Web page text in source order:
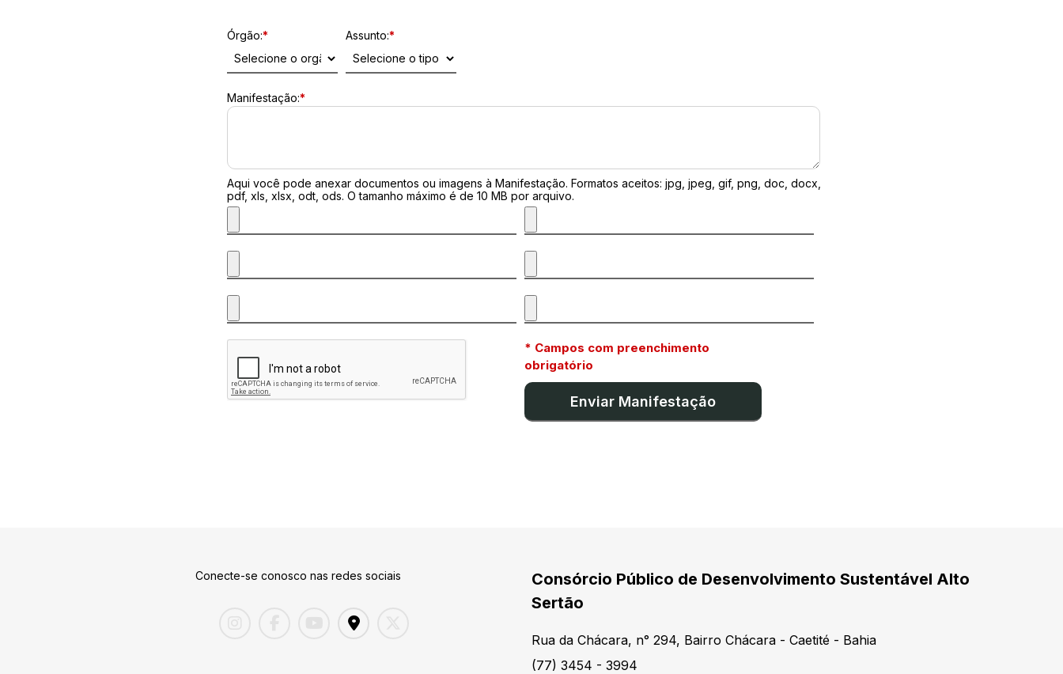
Órgão:* Assunto:*
Manifestação:*
Aqui você pode anexar documentos ou imagens à Manifestação. Formatos aceitos: jpg, jpeg, gif, png, doc, docx,
pdf, xls, xlsx, odt, ods. O tamanho máximo é de 10 MB por arquivo.
* Campos com preenchimento
obrigatório
Conecte-se conosco nas redes sociais
Consórcio Público de Desenvolvimento Sustentável Alto
Sertão
Rua da Chácara, n° 294, Bairro Chácara - Caetité - Bahia
(77) 3454 - 3994